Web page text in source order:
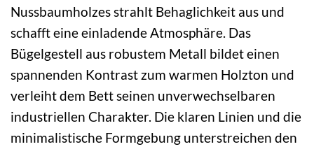
Nussbaumholzes strahlt Behaglichkeit aus und
schafft eine einladende Atmosphäre. Das
Bügelgestell aus robustem Metall bildet einen
spannenden Kontrast zum warmen Holzton und
verleiht dem Bett seinen unverwechselbaren
industriellen Charakter. Die klaren Linien und die
minimalistische Formgebung unterstreichen den